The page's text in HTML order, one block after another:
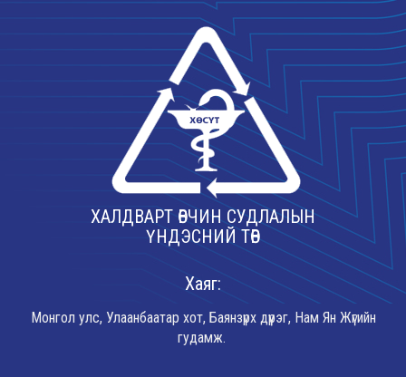
ХАЛДВАРТ ӨВЧИН СУДЛАЛЫН
ҮНДЭСНИЙ ТӨВ
Хаяг:
Монгол улс, Улаанбаатар хот, Баянзүрх дүүрэг, Нам Ян Жүгийн
гудамж.